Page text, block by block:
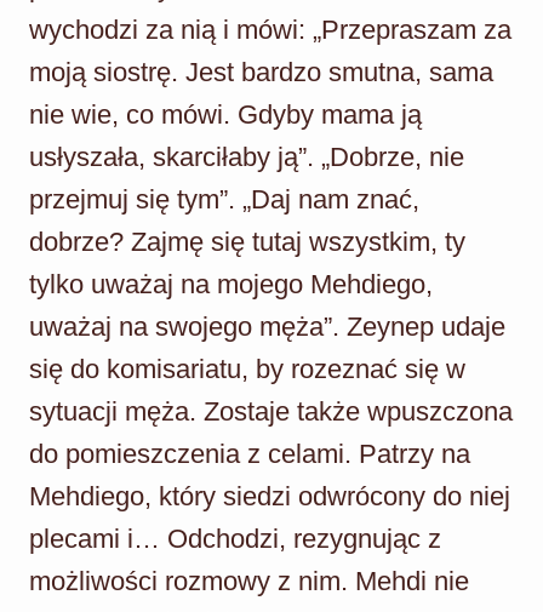
wychodzi za nią i mówi: „Przepraszam za
moją siostrę. Jest bardzo smutna, sama
nie wie, co mówi. Gdyby mama ją
usłyszała, skarciłaby ją”. „Dobrze, nie
przejmuj się tym”. „Daj nam znać,
dobrze? Zajmę się tutaj wszystkim, ty
tylko uważaj na mojego Mehdiego,
uważaj na swojego męża”. Zeynep udaje
się do komisariatu, by rozeznać się w
sytuacji męża. Zostaje także wpuszczona
do pomieszczenia z celami. Patrzy na
Mehdiego, który siedzi odwrócony do niej
plecami i… Odchodzi, rezygnując z
możliwości rozmowy z nim. Mehdi nie